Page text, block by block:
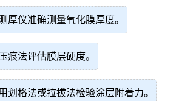
厚仪准确测量氧化膜厚度。
痕法评估膜层硬度。
划格法或拉拔法检验涂层附着力。